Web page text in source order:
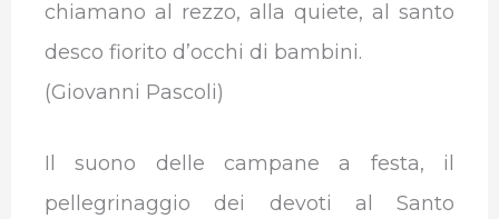
chiamano al rezzo, alla quiete, al santo
desco fiorito d’occhi di bambini.
(Giovanni Pascoli)
Il suono delle campane a festa, il
pellegrinaggio dei devoti al Santo